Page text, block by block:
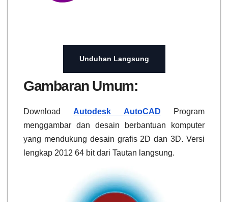
Unduhan Langsung
Gambaran Umum:
DownloadAutodesk AutoCAD Program
menggambar dan desain berbantuan komputer
yang mendukung desain grafis 2D dan 3D. Versi
lengkap 2012 64 bit dari Tautan langsung.